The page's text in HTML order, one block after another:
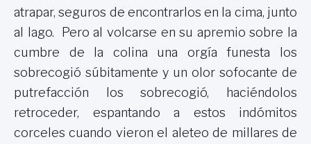
atrapar, seguros de encontrarlos en la cima, junto
al lago. Pero al volcarse en su apremio sobre la
cumbre de la colina una orgía funesta los
sobrecogió súbitamente y un olor sofocante de
putrefacción los sobrecogió, haciéndolos
retroceder, espantando a estos indómitos
corceles cuando vieron el aleteo de millares de